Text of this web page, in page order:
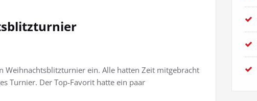
ein. Alle hatten Zeit mitgebracht
Turnier. Der Top-Favorit hatte ein paar